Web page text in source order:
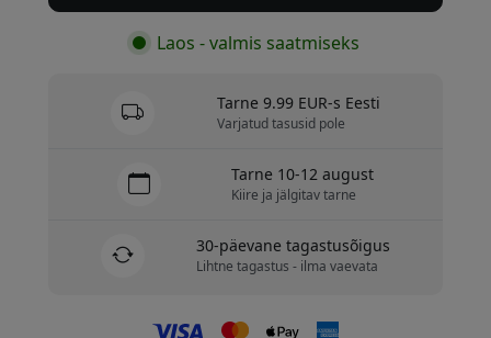
Laos - valmis saatmiseks
Tarne 9.99 EUR-s Eesti
Varjatud tasusid pole
Tarne 10-12 august
Kiire ja jälgitav tarne
30-päevane tagastusõigus
Lihtne tagastus - ilma vaevata